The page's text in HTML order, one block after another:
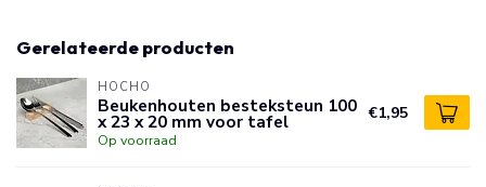
Gerelateerde producten
HOCHO
Beukenhouten besteksteun 100
x 23 x 20 mm voor tafel
Op voorraad
€1,95